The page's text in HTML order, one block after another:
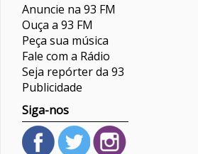
Anuncie na 93 FM
Ouça a 93 FM
Peça sua música
Fale com a Rádio
Seja repórter da 93
Publicidade
Siga-nos